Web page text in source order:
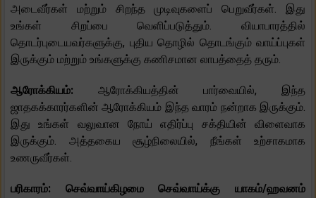
அடைவீர்கள் மற்றும் சிறந்த முடிவுகளைப் பெறுவீர்கள். இது
உங்கள் சிறப்பை வெளிப்படுத்தும். வியாபாரத்தில்
தொடர்புடையவர்களுக்கு, புதிய தொழில் தொடங்கும் வாய்ப்புகள்
இருக்கும் மற்றும் உங்களுக்கு கணிசமான லாபத்தைத் தரும்.
ஆரோக்கியம்: ஆரோக்கியத்தின் பார்வையில், இந்த
ஜாதகக்காரர்களின் ஆரோக்கியம் இந்த வாரம் நன்றாக இருக்கும்.
இது உங்கள் வலுவான நோய் எதிர்ப்பு சக்தியின் விளைவாக
இருக்கும். அத்தகைய சூழ்நிலையில், நீங்கள் உற்சாகமாக
உணருவீர்கள்.
பரிகாரம்: செவ்வாய்கிழமை செவ்வாய்க்கு யாகம்/ஹவனம்